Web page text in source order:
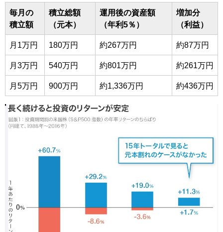
毎月の
積立額
積立総額
（元本）
運用後の資産額
（年利5％）
増加分
（利益）
月1万円 180万円 約267万円 約87万円
月3万円 540万円 約801万円 約261万円
月5万円 900万円 約1,336万円 約436万円